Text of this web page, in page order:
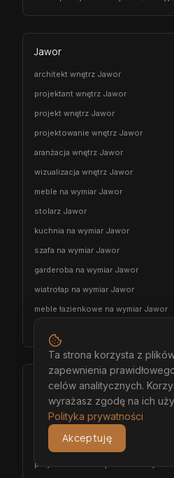
Jawor
architekt wnętrz Jawor
projektant wnętrz Jawor
projekt wnętrz Jawor
projektowanie wnętrz Jawor
aranżacja wnętrz Jawor
wizualizacja wnętrz Jawor
meble na wymiar Jawor
stolarz Jawor
kuchnia na wymiar Jawor
szafa na wymiar Jawor
garderoba na wymiar Jawor
wiatrołap na wymiar Jawor
meble łazienkowe na wymiar Jawor
Środa Śląska
architekt wnętrz Środa Śląska
projektant wnętrz Środa Śląska
projekt wnętrz Środa Śląska
projektowanie wnętrz Środa Śląska
Ta strona korzysta z
zapewnienia
celów analitycznych.
wyrażasz zgodę na ich
Polityka prywatności
Akceptuję